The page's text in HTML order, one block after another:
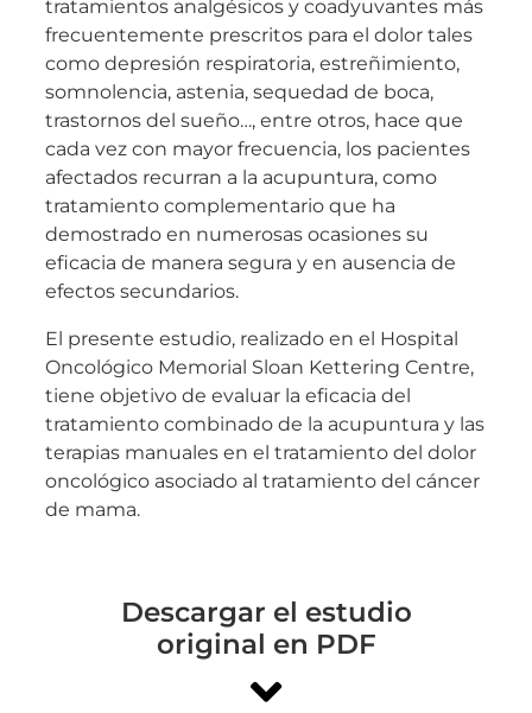
tratamientos analgésicos y coadyuvantes más
frecuentemente prescritos para el dolor tales
como depresión respiratoria, estreñimiento,
somnolencia, astenia, sequedad de boca,
trastornos del sueño…, entre otros, hace que
cada vez con mayor frecuencia, los pacientes
afectados recurran a la acupuntura, como
tratamiento complementario que ha
demostrado en numerosas ocasiones su
eficacia de manera segura y en ausencia de
efectos secundarios.
El presente estudio, realizado en el Hospital
Oncológico Memorial Sloan Kettering Centre,
tiene objetivo de evaluar la eficacia del
tratamiento combinado de la acupuntura y las
terapias manuales en el tratamiento del dolor
oncológico asociado al tratamiento del cáncer
de mama.
Descargar el estudio
original en PDF